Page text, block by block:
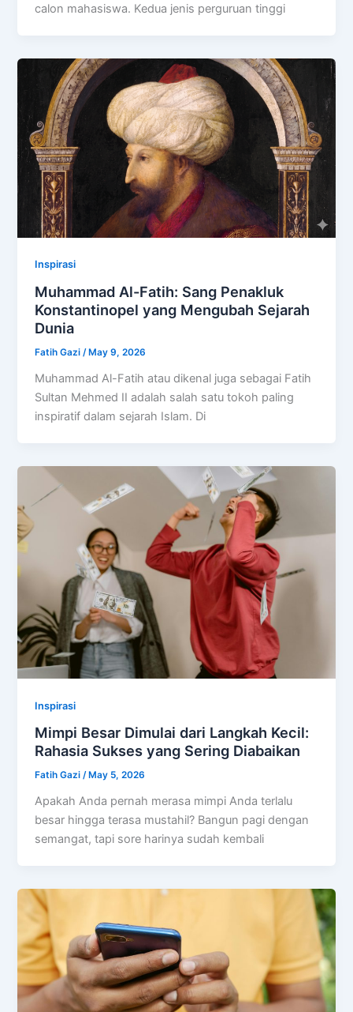
calon mahasiswa. Kedua jenis perguruan tinggi
Inspirasi
Muhammad Al-Fatih: Sang Penakluk
Konstantinopel yang Mengubah Sejarah
Dunia
Fatih Gazi/ May 9, 2026
Muhammad Al-Fatih atau dikenal juga sebagai Fatih
Sultan Mehmed II adalah salah satu tokoh paling
inspiratif dalam sejarah Islam. Di
Inspirasi
Mimpi Besar Dimulai dari Langkah Kecil:
Rahasia Sukses yang Sering Diabaikan
Fatih Gazi/ May 5, 2026
Apakah Anda pernah merasa mimpi Anda terlalu
besar hingga terasa mustahil? Bangun pagi dengan
semangat, tapi sore harinya sudah kembali